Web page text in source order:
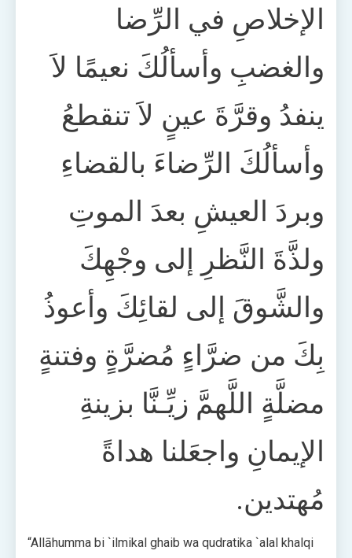
الإخلاصِ في الرِّضا
والغضبِ وأسألُكَ نعيمًا لاَ
ينفدُ وقرَّةَ عينٍ لاَ تنقطعُ
وأسألُكَ الرِّضاءَ بالقضاءِ
وبردَ العيشِ بعدَ الموتِ
ولذَّةَ النَّظرِ إلى وجْهِكَ
والشَّوقَ إلى لقائِكَ وأعوذُ
بِكَ من ضرَّاءٍ مُضرَّةٍ وفتنةٍ
مضلَّةٍ اللَّهمَّ زيِّـنَّا بزينةِ
الإيمانِ واجعَلنا هداةً
مُهتدين.
“Allāhumma bi `ilmikal ghaib wa qudratika `alal khalqi